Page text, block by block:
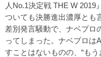
人No.1決定戦 THE W 2019
ついても決勝進出濃厚とも
差別発言騒動で、ナベプロ
ってしまった。ナベプロは
すことはないものの、“も